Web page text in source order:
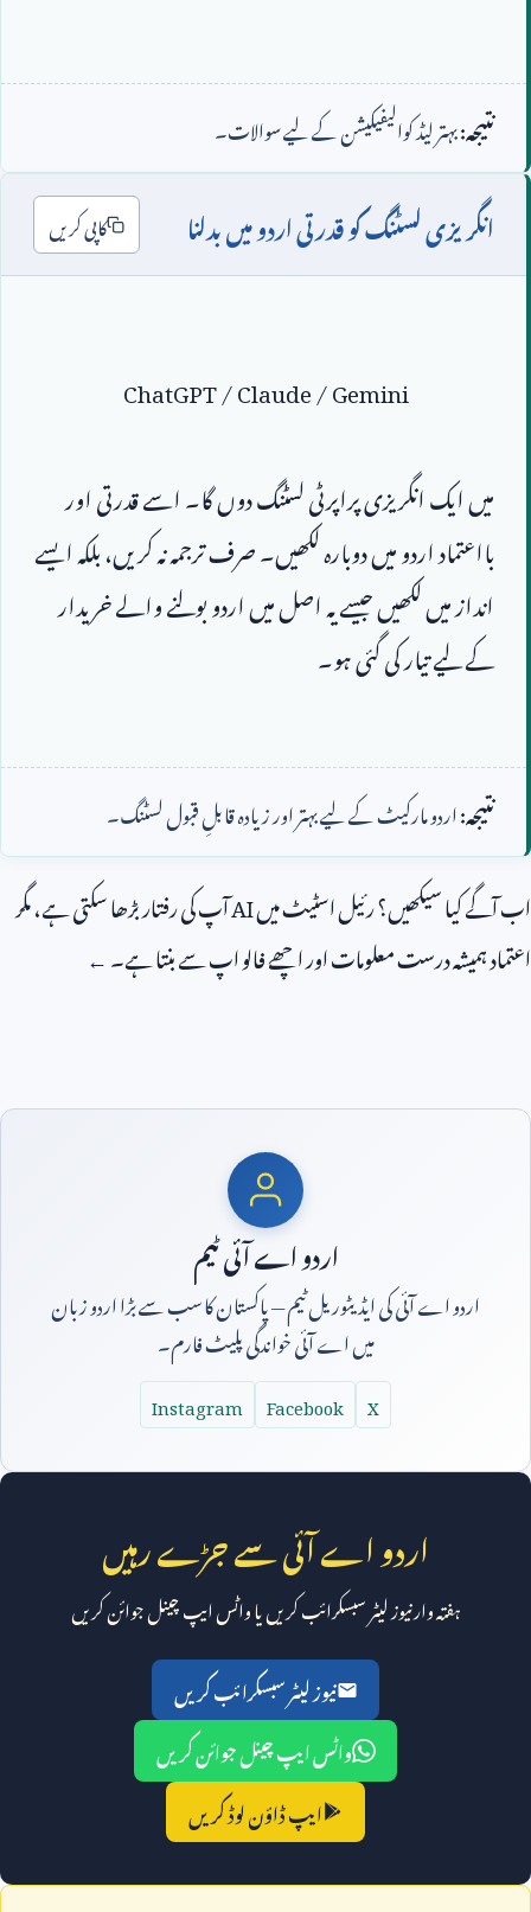
نتیجہ:بہتر لیڈ کوالیفیکیشن کے لیے سوالات۔
انگریزی لسٹنگ کو قدرتی اردو میں بدلنا کاپی کریں
ChatGPT / Claude / Gemini
میں ایک انگریزی پراپرٹی لسٹنگ دوں گا۔ اسے قدرتی اور
انداز میں لکھیں جیسے یہ اصل میں اردو بولنے والے خریدار
نتیجہ:اردو مارکیٹ کے لیے بہتر اور زیادہ قابلِ قبول لسٹنگ۔
اب آگے کیا سیکھیں؟ رئیل اسٹیٹ میںAIآپ کی رفتار بڑھا سکتی ہے، مگر
اعتماد ہمیشہ درست معلومات اور اچھے فالو اپ سے بنتا ہے۔ ←
اردو اے آئی ٹیم
اردو اے آئی کی ایڈیٹوریل ٹیم — پاکستان کا سب سے بڑا اردو زبان
میں اے آئی خواندگی پلیٹ فارم۔
X
Facebook
Instagram
اردو اے آئی سے جڑے رہیں
ہفتہ وار نیوز لیٹر سبسکرائب کریں یا واٹس ایپ چینل جوائن کریں
نیوز لیٹر سبسکرائب کریں
واٹس ایپ چینل جوائن کریں
ایپ ڈاؤن لوڈ کریں